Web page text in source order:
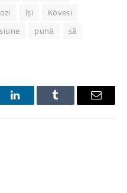
își
Kövesi
pună
să
LinkedInTumblr Email